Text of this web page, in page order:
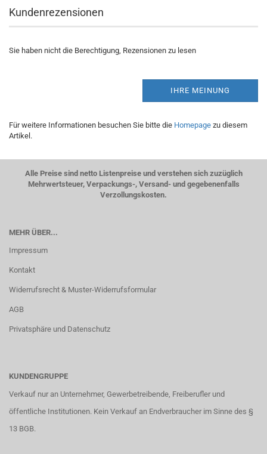
Kundenrezensionen
Sie haben nicht die Berechtigung, Rezensionen zu lesen
IHRE MEINUNG
Für weitere Informationen besuchen Sie bitte die Homepage zu diesem
Artikel.
Alle Preise sind netto Listenpreise und verstehen sich zuzüglich
Mehrwertsteuer, Verpackungs-, Versand- und gegebenenfalls
Verzollungskosten.
MEHR ÜBER...
Impressum
Kontakt
Widerrufsrecht & Muster-Widerrufsformular
AGB
Privatsphäre und Datenschutz
KUNDENGRUPPE
Verkauf nur an Unternehmer, Gewerbetreibende, Freiberufler und
öffentliche Institutionen. Kein Verkauf an Endverbraucher im Sinne des §
13 BGB.